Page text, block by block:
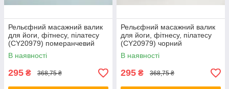
Рельєфний масажний валик
для йоги, фітнесу, пілатесу
(CY20979) померанчевий
В наявності
295 ₴ 368,75 ₴
Рельєфний масажний валик
для йоги, фітнесу, пілатесу
(CY20979) чорний
В наявності
295 ₴ 368,75 ₴